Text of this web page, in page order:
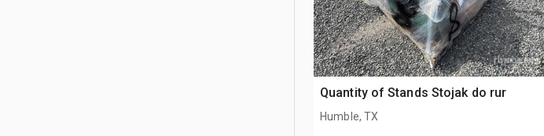
Quantity of Stands Stojak do rur
Humble, TX